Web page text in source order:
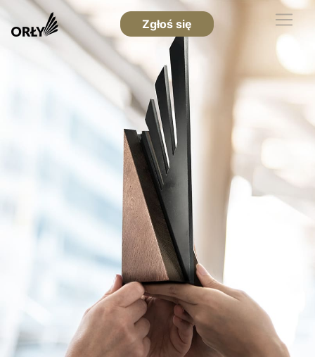
Zgłoś się